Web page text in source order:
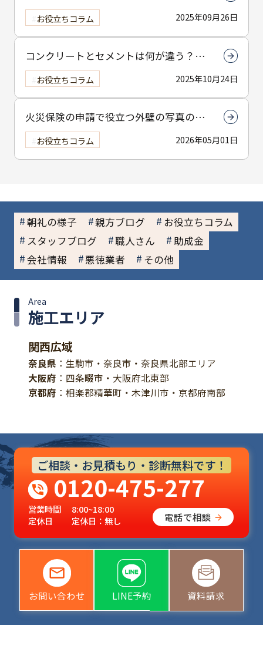
で組立時間を解説
2025年09月26日
お役立ちコラム
コンクリートとセメントは何が違う？強
度や使い分けを徹底解説
2025年10月24日
お役立ちコラム
火災保険の申請で役立つ外壁の写真の撮
り方とは？撮影のコツを解説
2026年05月01日
お役立ちコラム
朝礼の様子 親方ブログ
お役立ちコラム
スタッフブログ
職人さん
助成金
会社情報
悪徳業者 その他
施工エリア
Area
関西広域
奈良県 ：生駒市・奈良市・奈良県北部エリア
大阪府 ：四条畷市・大阪府北東部
京都府 ：相楽郡精華町・木津川市・京都府南部
ご相談・お見積もり・診断無料です！
0120-475-277
営業時間
8:00~18:00
定休日
定休日：無し 電話で相談
お問い合わせ LINE予約 資料請求